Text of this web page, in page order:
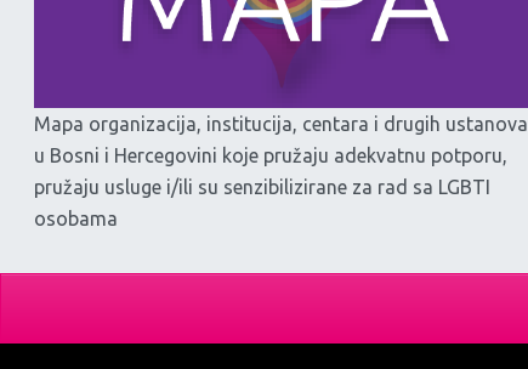
Mapa organizacija, institucija, centara i drugih ustanova
u Bosni i Hercegovini koje pružaju adekvatnu potporu,
pružaju usluge i/ili su senzibilizirane za rad sa LGBTI
osobama